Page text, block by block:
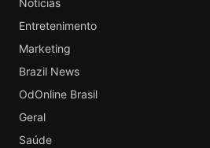
Notícias
Entretenimento
Marketing
Brazil News
OdOnline Brasil
Geral
Saúde